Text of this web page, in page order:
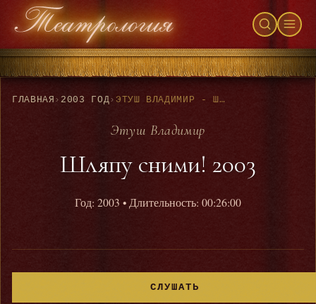
ГЛАВНАЯ › 2003 ГОД› ЭТУШ ВЛАДИМИР - ШЛЯПУ СНИМИ! 2003
Этуш Владимир
Шляпу сними! 2003
Год: 2003 • Длительность: 00:26:00
СЛУШАТЬ